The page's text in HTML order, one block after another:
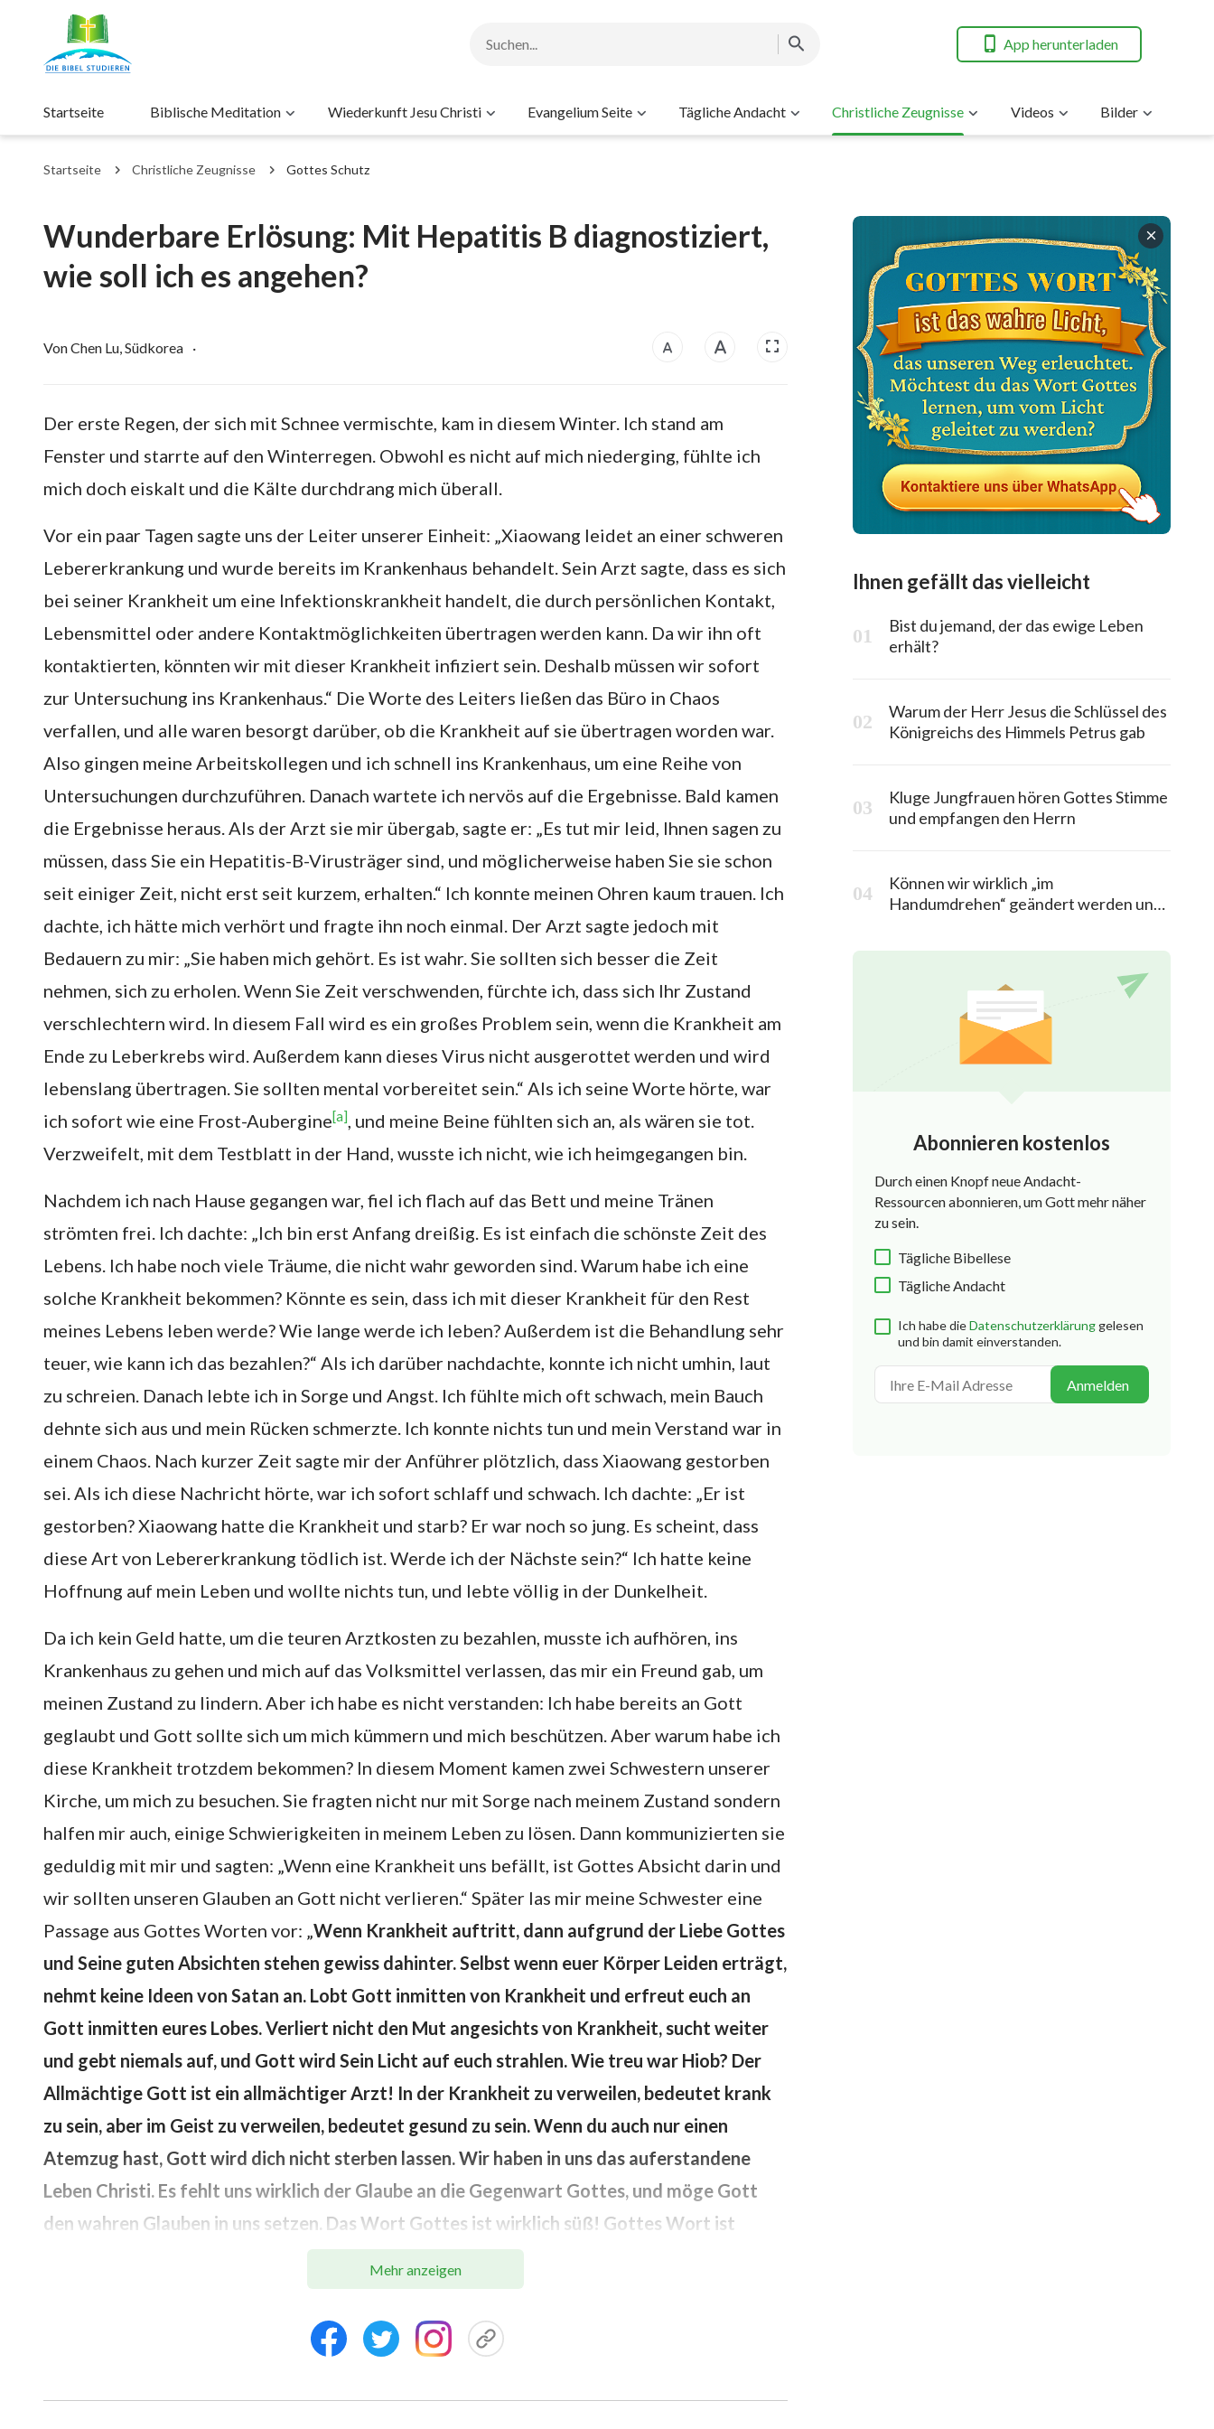
App herunterladen
Startseite Biblische Meditation Wiederkunft Jesu Christi Evangelium Seite Tägliche Andacht Christliche Zeugnisse Videos Bilder
Startseite Christliche Zeugnisse Gottes Schutz
Wunderbare Erlösung: Mit Hepatitis B diagnostiziert,
wie soll ich es angehen?
Von Chen Lu, Südkorea ·
Der erste Regen, der sich mit Schnee vermischte, kam in diesem Winter. Ich stand am
Fenster und starrte auf den Winterregen. Obwohl es nicht auf mich niederging, fühlte ich
mich doch eiskalt und die Kälte durchdrang mich überall.
Vor ein paar Tagen sagte uns der Leiter unserer Einheit: „Xiaowang leidet an einer schweren
Lebererkrankung und wurde bereits im Krankenhaus behandelt. Sein Arzt sagte, dass es sich
bei seiner Krankheit um eine Infektionskrankheit handelt, die durch persönlichen Kontakt,
Lebensmittel oder andere Kontaktmöglichkeiten übertragen werden kann. Da wir ihn oft
kontaktierten, könnten wir mit dieser Krankheit infiziert sein. Deshalb müssen wir sofort
zur Untersuchung ins Krankenhaus.“ Die Worte des Leiters ließen das Büro in Chaos
verfallen, und alle waren besorgt darüber, ob die Krankheit auf sie übertragen worden war.
Also gingen meine Arbeitskollegen und ich schnell ins Krankenhaus, um eine Reihe von
Untersuchungen durchzuführen. Danach wartete ich nervös auf die Ergebnisse. Bald kamen
die Ergebnisse heraus. Als der Arzt sie mir übergab, sagte er: „Es tut mir leid, Ihnen sagen zu
müssen, dass Sie ein Hepatitis-B-Virusträger sind, und möglicherweise haben Sie sie schon
seit einiger Zeit, nicht erst seit kurzem, erhalten.“ Ich konnte meinen Ohren kaum trauen. Ich
dachte, ich hätte mich verhört und fragte ihn noch einmal. Der Arzt sagte jedoch mit
Bedauern zu mir: „Sie haben mich gehört. Es ist wahr. Sie sollten sich besser die Zeit
nehmen, sich zu erholen. Wenn Sie Zeit verschwenden, fürchte ich, dass sich Ihr Zustand
verschlechtern wird. In diesem Fall wird es ein großes Problem sein, wenn die Krankheit am
Ende zu Leberkrebs wird. Außerdem kann dieses Virus nicht ausgerottet werden und wird
lebenslang übertragen. Sie sollten mental vorbereitet sein.“ Als ich seine Worte hörte, war
ich sofort wie eine Frost-Aubergine[a], und meine Beine fühlten sich an, als wären sie tot.
Verzweifelt, mit dem Testblatt in der Hand, wusste ich nicht, wie ich heimgegangen bin.
Nachdem ich nach Hause gegangen war, fiel ich flach auf das Bett und meine Tränen
strömten frei. Ich dachte: „Ich bin erst Anfang dreißig. Es ist einfach die schönste Zeit des
Lebens. Ich habe noch viele Träume, die nicht wahr geworden sind. Warum habe ich eine
solche Krankheit bekommen? Könnte es sein, dass ich mit dieser Krankheit für den Rest
meines Lebens leben werde? Wie lange werde ich leben? Außerdem ist die Behandlung sehr
teuer, wie kann ich das bezahlen?“ Als ich darüber nachdachte, konnte ich nicht umhin, laut
zu schreien. Danach lebte ich in Sorge und Angst. Ich fühlte mich oft schwach, mein Bauch
dehnte sich aus und mein Rücken schmerzte. Ich konnte nichts tun und mein Verstand war in
einem Chaos. Nach kurzer Zeit sagte mir der Anführer plötzlich, dass Xiaowang gestorben
sei. Als ich diese Nachricht hörte, war ich sofort schlaff und schwach. Ich dachte: „Er ist
gestorben? Xiaowang hatte die Krankheit und starb? Er war noch so jung. Es scheint, dass
diese Art von Lebererkrankung tödlich ist. Werde ich der Nächste sein?“ Ich hatte keine
Hoffnung auf mein Leben und wollte nichts tun, und lebte völlig in der Dunkelheit.
Da ich kein Geld hatte, um die teuren Arztkosten zu bezahlen, musste ich aufhören, ins
Krankenhaus zu gehen und mich auf das Volksmittel verlassen, das mir ein Freund gab, um
meinen Zustand zu lindern. Aber ich habe es nicht verstanden: Ich habe bereits an Gott
geglaubt und Gott sollte sich um mich kümmern und mich beschützen. Aber warum habe ich
diese Krankheit trotzdem bekommen? In diesem Moment kamen zwei Schwestern unserer
Kirche, um mich zu besuchen. Sie fragten nicht nur mit Sorge nach meinem Zustand sondern
halfen mir auch, einige Schwierigkeiten in meinem Leben zu lösen. Dann kommunizierten sie
geduldig mit mir und sagten: „Wenn eine Krankheit uns befällt, ist Gottes Absicht darin und
wir sollten unseren Glauben an Gott nicht verlieren.“ Später las mir meine Schwester eine
Passage aus Gottes Worten vor: „Wenn Krankheit auftritt, dann aufgrund der Liebe Gottes
und Seine guten Absichten stehen gewiss dahinter. Selbst wenn euer Körper Leiden erträgt,
nehmt keine Ideen von Satan an. Lobt Gott inmitten von Krankheit und erfreut euch an
Gott inmitten eures Lobes. Verliert nicht den Mut angesichts von Krankheit, sucht weiter
und gebt niemals auf, und Gott wird Sein Licht auf euch strahlen. Wie treu war Hiob? Der
Allmächtige Gott ist ein allmächtiger Arzt! In der Krankheit zu verweilen, bedeutet krank
zu sein, aber im Geist zu verweilen, bedeutet gesund zu sein. Wenn du auch nur einen
Atemzug hast, Gott wird dich nicht sterben lassen. Wir haben in uns das auferstandene
Leben Christi. Es fehlt uns wirklich der Glaube an die Gegenwart Gottes, und möge Gott
den wahren Glauben in uns setzen. Das Wort Gottes ist wirklich süß! Gottes Wort ist
wirksame Medizin! Beschämt die Teufel und Satan! Wenn wir Gottes Wort begreifen,
werden wir Unterstützung haben und Sein Wort wird schnell unsere Herzen retten! Es
vertreibt alle Dinge und versetzt alles in Frieden. Der Glaube ist wie eine Holzbrücke: Wer
auch immer den Tod fürchtet, wird Schwierigkeiten haben, sie zu überqueren, wer jedoch
Mehr anzeigen
Ihnen gefällt das vielleicht
Bist du jemand, der das ewige Leben
erhält?
Warum der Herr Jesus die Schlüssel des
Königreichs des Himmels Petrus gab
Kluge Jungfrauen hören Gottes Stimme
und empfangen den Herrn
Können wir wirklich „im
Handumdrehen“ geändert werden und
Abonnieren kostenlos
Durch einen Knopf neue Andacht-
Ressourcen abonnieren, um Gott mehr näher
zu sein.
Tägliche Bibellese
Tägliche Andacht
Ich habe dieDatenschutzerklärung gelesen
und bin damit einverstanden.